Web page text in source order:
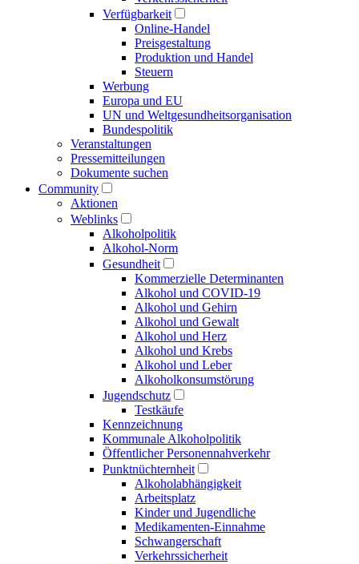
Verfügbarkeit
Online-Handel
Preisgestaltung
Produktion und Handel
Steuern
Werbung
Europa und EU
UN und Welt­gesundheits­organisation
Bundespolitik
Veranstaltungen
Presse­mitteilungen
Dokumente suchen
Community
Aktionen
Weblinks
Alkoholpolitik
Alkohol-Norm
Gesundheit
Kommerzielle Determinanten
Alkohol und COVID-19
Alkohol und Gehirn
Alkohol und Gewalt
Alkohol und Herz
Alkohol und Krebs
Alkohol und Leber
Alkoholkonsumstörung
Jugendschutz
Testkäufe
Kennzeichnung
Kommunale Alkoholpolitik
Öffentlicher Personennahverkehr
Punktnüchternheit
Alkoholabhängigkeit
Arbeitsplatz
Kinder und Jugendliche
Medikamenten-Einnahme
Schwangerschaft
Verkehrssicherheit